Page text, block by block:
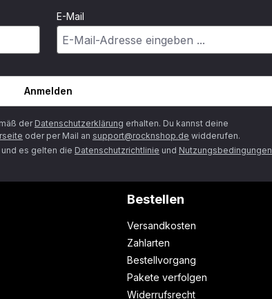
E-Mail
Anmelden
der Datenschutzerklärung erhalten. Du kannst deine
oder per Mail an support@rocknshop.de widderufen.
es gelten die Datenschutzrichtlinie und Nutzungsbedingungen
Bestellen
Versandkosten
Zahlarten
Bestellvorgang
Pakete verfolgen
Widerrufsrecht